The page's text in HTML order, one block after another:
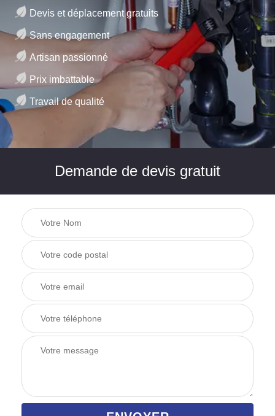
Devis et déplacement gratuits
Sans engagement
Artisan passionné
Prix imbattable
Travail de qualité
Demande de devis gratuit